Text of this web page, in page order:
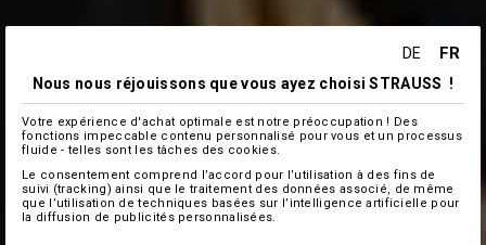
DE FR
Nous nous réjouissons que vous ayez choisi STRAUSS !
Votre expérience d'achat optimale est notre préoccupation ! Des
fonctions impeccable contenu personnalisé pour vous et un processus
fluide - telles sont les tâches des cookies.
Le consentement comprend l’accord pour l’utilisation à des fins de
suivi (tracking) ainsi que le traitement des données associé, de même
que l’utilisation de techniques basées sur l’intelligence artificielle pour
la diffusion de publicités personnalisées.